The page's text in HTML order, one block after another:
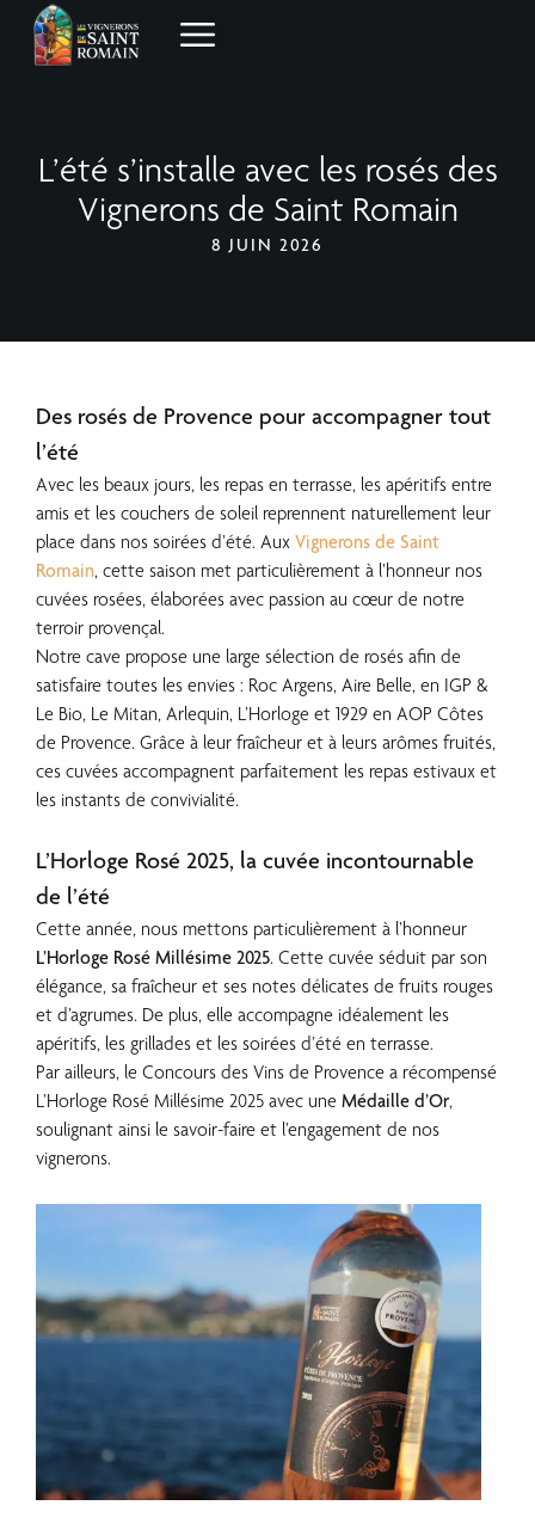
L’été s’installe avec les rosés des
Vignerons de Saint Romain
8 JUIN 2026
Des rosés de Provence pour accompagner tout
l’été
Avec les beaux jours, les repas en terrasse, les apéritifs entre
amis et les couchers de soleil reprennent naturellement leur
place dans nos soirées d’été. Aux Vignerons de Saint
Romain, cette saison met particulièrement à l’honneur nos
cuvées rosées, élaborées avec passion au cœur de notre
terroir provençal.
Notre cave propose une large sélection de rosés afin de
satisfaire toutes les envies : Roc Argens, Aire Belle, en IGP &
Le Bio, Le Mitan, Arlequin, L’Horloge et 1929 en AOP Côtes
de Provence. Grâce à leur fraîcheur et à leurs arômes fruités,
ces cuvées accompagnent parfaitement les repas estivaux et
les instants de convivialité.
L’Horloge Rosé 2025, la cuvée incontournable
de l’été
Cette année, nous mettons particulièrement à l’honneur
L’Horloge Rosé Millésime 2025. Cette cuvée séduit par son
élégance, sa fraîcheur et ses notes délicates de fruits rouges
et d’agrumes. De plus, elle accompagne idéalement les
apéritifs, les grillades et les soirées d’été en terrasse.
Par ailleurs, le Concours des Vins de Provence a récompensé
L’Horloge Rosé Millésime 2025 avec une Médaille d’Or,
soulignant ainsi le savoir-faire et l’engagement de nos
vignerons.